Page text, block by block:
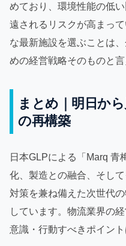
めており、環境性能の低
遠されるリスクが高まっ
な最新施設を選ぶことは
めの経営戦略そのものと言
まとめ｜明日か
の再構築
日本GLPによる「Marq 青
化、製造との融合、そし
対策を兼ね備えた次世代
しています。物流業界の
意識・行動すべきポイント